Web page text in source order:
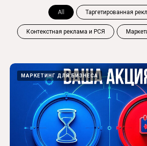
All Таргетированная
Контекстная реклама и РСЯ
МАРКЕТИНГ ДЛЯ БИЗНЕСА